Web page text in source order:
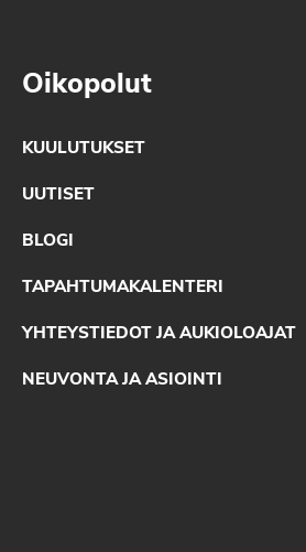
Oikopolut
KUULUTUKSET
UUTISET
BLOGI
TAPAHTUMAKALENTERI
YHTEYSTIEDOT JA AUKIOLOAJAT
NEUVONTA JA ASIOINTI